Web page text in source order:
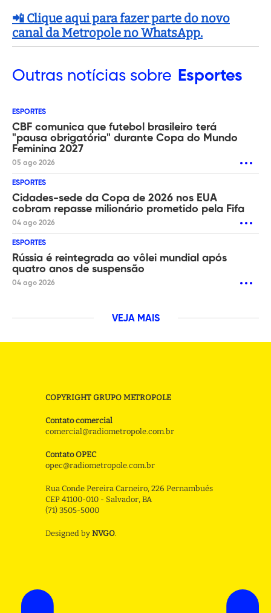
📲 Clique aqui para fazer parte do novo
canal da Metropole no WhatsApp.
Outras notícias sobre Esportes
ESPORTES
CBF comunica que futebol brasileiro terá
"pausa obrigatória" durante Copa do Mundo
Feminina 2027
05 ago 2026
ESPORTES
Cidades-sede da Copa de 2026 nos EUA
cobram repasse milionário prometido pela Fifa
04 ago 2026
ESPORTES
Rússia é reintegrada ao vôlei mundial após
quatro anos de suspensão
04 ago 2026
VEJA MAIS
COPYRIGHT GRUPO METROPOLE
Contato comercial
comercial@radiometropole.com.br
Contato OPEC
opec@radiometropole.com.br
Rua Conde Pereira Carneiro, 226 Pernambués
CEP 41100-010 - Salvador, BA
(71) 3505-5000
Designed by NVGO.